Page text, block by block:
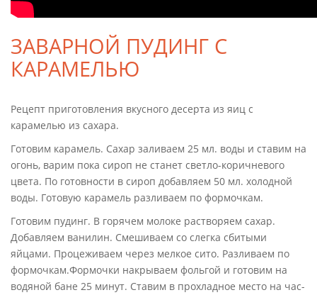
ЗАВАРНОЙ ПУДИНГ С
КАРАМЕЛЬЮ
Рецепт приготовления вкусного десерта из яиц с
карамелью из сахара.
Готовим карамель. Сахар заливаем 25 мл. воды и ставим на
огонь, варим пока сироп не станет светло-коричневого
цвета. По готовности в сироп добавляем 50 мл. холодной
воды. Готовую карамель разливаем по формочкам.
Готовим пудинг. В горячем молоке растворяем сахар.
Добавляем ванилин. Смешиваем со слегка сбитыми
яйцами. Процеживаем через мелкое сито. Разливаем по
формочкам.Формочки накрываем фольгой и готовим на
водяной бане 25 минут. Ставим в прохладное место на час-